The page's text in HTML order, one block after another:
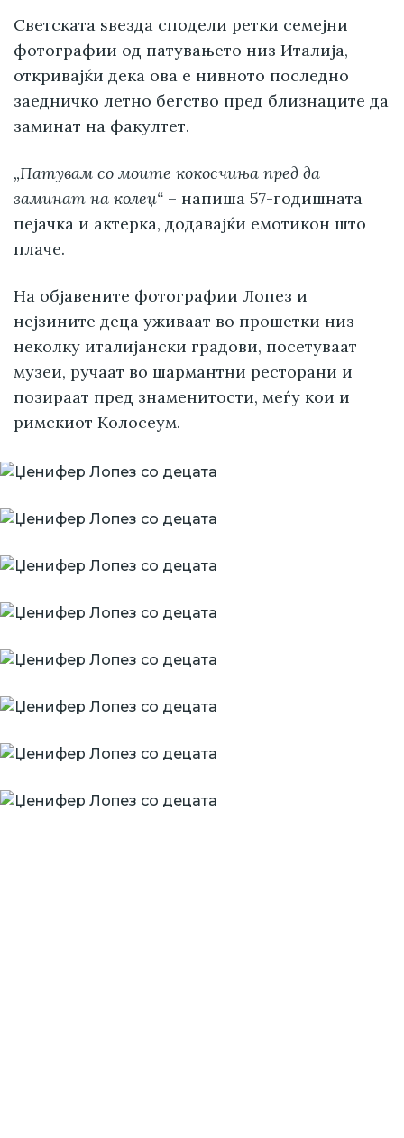
Светската ѕвезда сподели ретки семејни
фотографии од патувањето низ Италија,
откривајќи дека ова е нивното последно
заедничко летно бегство пред близнаците да
заминат на факултет.
„Патувам со моите кокосчиња пред да
заминат на колеџ“ – напиша 57-годишната
пејачка и актерка, додавајќи емотикон што
плаче.
На објавените фотографии Лопез и
нејзините деца уживаат во прошетки низ
неколку италијански градови, посетуваат
музеи, ручаат во шармантни ресторани и
позираат пред знаменитости, меѓу кои и
римскиот Колосеум.